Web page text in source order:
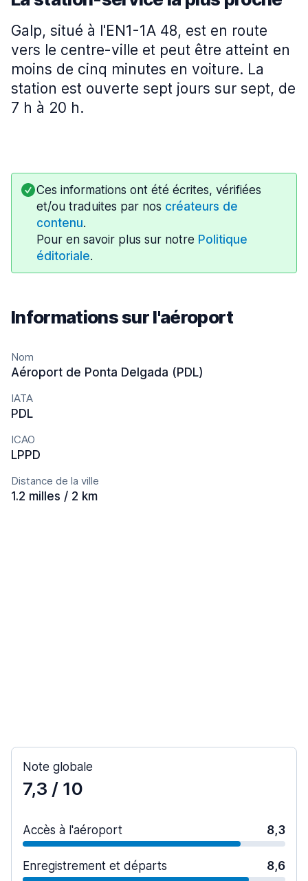
Galp, situé à l'EN1-1A 48, est en route
vers le centre-ville et peut être atteint en
moins de cinq minutes en voiture. La
station est ouverte sept jours sur sept, de
7 h à 20 h.
Ces informations ont été écrites, vérifiées
et/ou traduites par nos créateurs de
contenu.
Pour en savoir plus sur notre Politique
éditoriale.
Informations sur l'aéroport
Nom
Aéroport de Ponta Delgada (PDL)
IATA
PDL
ICAO
LPPD
Distance de la ville
1.2 milles / 2 km
Note globale
7,3 / 10
Accès à l'aéroport 8,3
Enregistrement et départs 8,6